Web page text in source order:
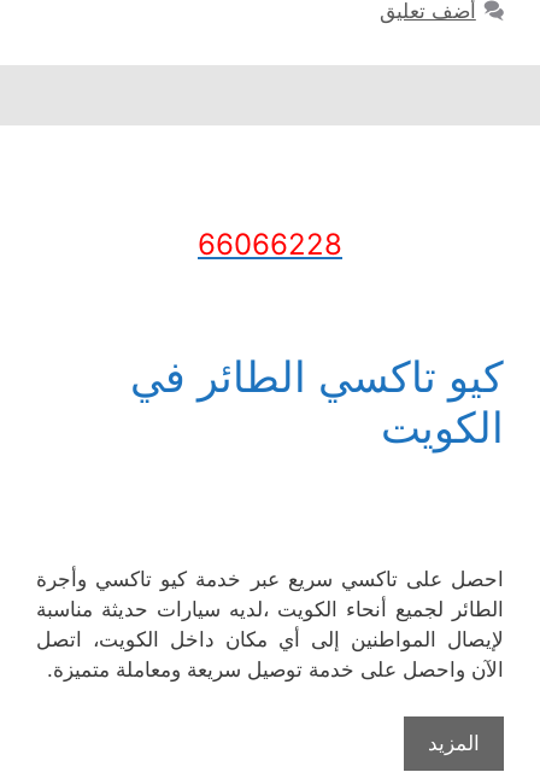
أضف تعليق
66066228
كيو تاكسي الطائر في
الكويت
احصل على تاكسي سريع عبر خدمة كيو تاكسي وأجرة
الطائر لجميع أنحاء الكويت ،لديه سيارات حديثة مناسبة
لإيصال المواطنين إلى أي مكان داخل الكويت، اتصل
الآن واحصل على خدمة توصيل سريعة ومعاملة متميزة.
المزيد